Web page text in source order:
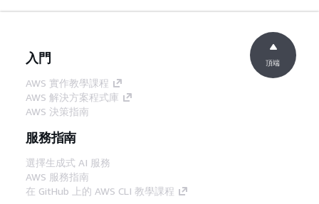
入門
AWS 實作教學課程
AWS 解決方案程式庫
AWS 決策指南
服務指南
選擇生成式 AI 服務
AWS 服務指南
在 GitHub 上的 AWS CLI 教學課程
頂端